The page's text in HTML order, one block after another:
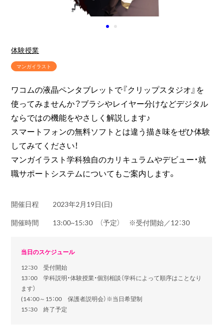
体験授業
マンガイラスト
ワコムの液晶ペンタブレットで『クリップスタジオ』を
使ってみませんか？ブラシやレイヤー分けなどデジタル
ならではの機能をやさしく解説します♪
スマートフォンの無料ソフトとは違う描き味をぜひ体験
してみてください！
マンガイラスト学科独自のカリキュラムやデビュー・就
職サポートシステムについてもご案内します。
開催日程
2023年2月19日(日)
開催時間
13:00~15:30 （予定） ※受付開始／12：30
当日のスケジュール
12：30 受付開始
13：00 学科説明・体験授業・個別相談（学科によって順序はことなり
ます）
(14：00～15：00 保護者説明会）※当日希望制
15：30 終了予定